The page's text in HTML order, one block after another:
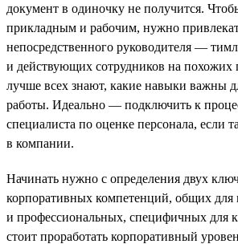
документ в одиночку не получится.
прикладным и рабочим, нужно
непосредственного руководителя —
и действующих сотрудников на похожих
лучше всех знают, какие навыки важны
работы. Идеально — подключить к
специалиста по оценке персонала, если
в компании.
Начинать нужно с определения двух
корпоративных компетенций, общих для
и профессиональных, специфичных для
стоит проработать корпоративный